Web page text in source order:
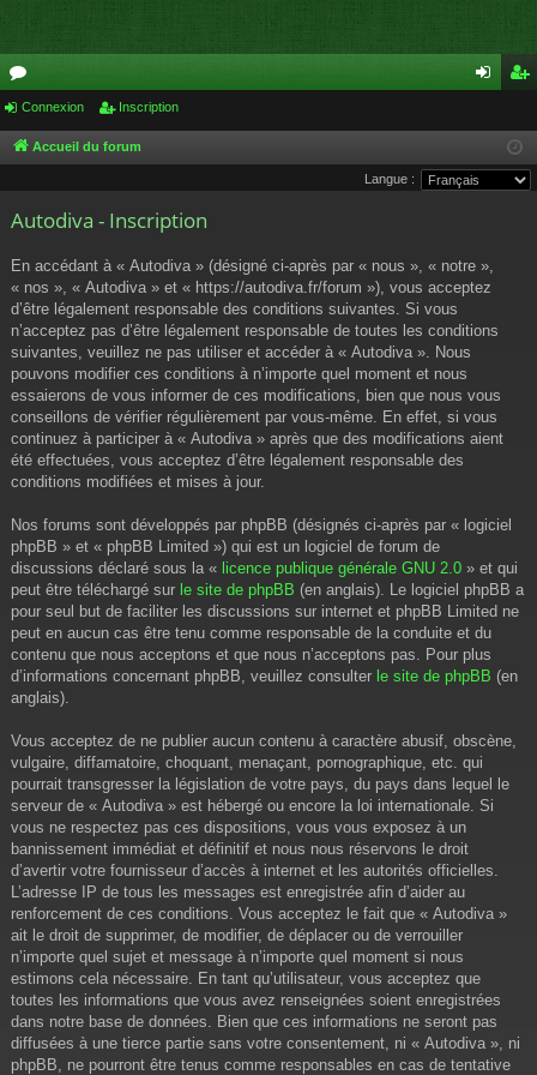
or
u
s
cri
pti
Connexion Inscription
Accueil du forum
Langue :
Autodiva - Inscription
En accédant à « Autodiva » (désigné ci-après par « nous », « notre »,
« nos », « Autodiva » et « https://autodiva.fr/forum »), vous acceptez
d’être légalement responsable des conditions suivantes. Si vous
n’acceptez pas d’être légalement responsable de toutes les conditions
suivantes, veuillez ne pas utiliser et accéder à « Autodiva ». Nous
pouvons modifier ces conditions à n’importe quel moment et nous
essaierons de vous informer de ces modifications, bien que nous vous
conseillons de vérifier régulièrement par vous-même. En effet, si vous
continuez à participer à « Autodiva » après que des modifications aient
été effectuées, vous acceptez d’être légalement responsable des
conditions modifiées et mises à jour.
Nos forums sont développés par phpBB (désignés ci-après par « logiciel
phpBB » et « phpBB Limited ») qui est un logiciel de forum de
discussions déclaré sous la « licence publique générale GNU 2.0 » et qui
peut être téléchargé sur le site de phpBB (en anglais). Le logiciel phpBB a
pour seul but de faciliter les discussions sur internet et phpBB Limited ne
peut en aucun cas être tenu comme responsable de la conduite et du
contenu que nous acceptons et que nous n’acceptons pas. Pour plus
d’informations concernant phpBB, veuillez consulter le site de phpBB (en
anglais).
Vous acceptez de ne publier aucun contenu à caractère abusif, obscène,
vulgaire, diffamatoire, choquant, menaçant, pornographique, etc. qui
pourrait transgresser la législation de votre pays, du pays dans lequel le
serveur de « Autodiva » est hébergé ou encore la loi internationale. Si
vous ne respectez pas ces dispositions, vous vous exposez à un
bannissement immédiat et définitif et nous nous réservons le droit
d’avertir votre fournisseur d’accès à internet et les autorités officielles.
L’adresse IP de tous les messages est enregistrée afin d’aider au
renforcement de ces conditions. Vous acceptez le fait que « Autodiva »
ait le droit de supprimer, de modifier, de déplacer ou de verrouiller
n’importe quel sujet et message à n’importe quel moment si nous
estimons cela nécessaire. En tant qu’utilisateur, vous acceptez que
toutes les informations que vous avez renseignées soient enregistrées
dans notre base de données. Bien que ces informations ne seront pas
diffusées à une tierce partie sans votre consentement, ni « Autodiva », ni
phpBB, ne pourront être tenus comme responsables en cas de tentative